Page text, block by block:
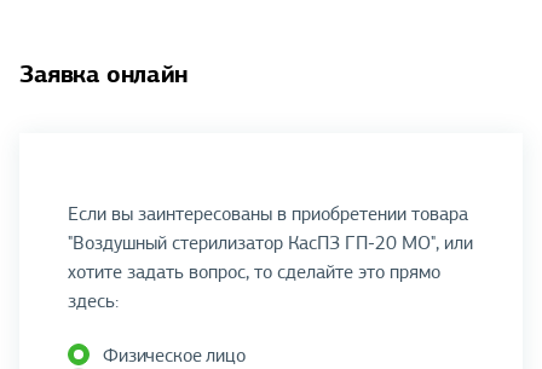
Заявка онлайн
Если вы заинтересованы в приобретении товара
"Воздушный стерилизатор КасПЗ ГП-20 МО", или
хотите задать вопрос, то сделайте это прямо
здесь:
Физическое лицо